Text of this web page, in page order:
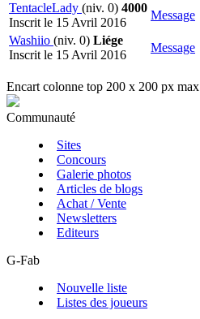
TentacleLady (niv. 0) 4000
Inscrit le 15 Avril 2016
Message
Washiio (niv. 0) Liége
Inscrit le 15 Avril 2016
Message
Encart colonne top 200 x 200 px max
Communauté
Sites
Concours
Galerie photos
Articles de blogs
Achat / Vente
Newsletters
Editeurs
G-Fab
Nouvelle liste
Listes des joueurs